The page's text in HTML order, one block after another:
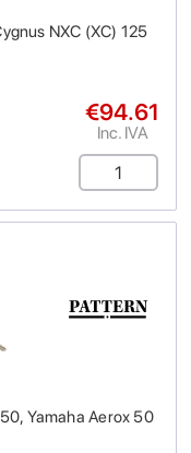
NXC (XC) 125
€94.61
Inc. IVA
Yamaha Aerox 50